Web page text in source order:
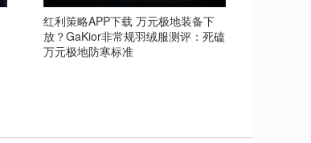
红利策略APP下载 万元极地装备下
放？GaKior非常规羽绒服测评：死磕
万元极地防寒标准